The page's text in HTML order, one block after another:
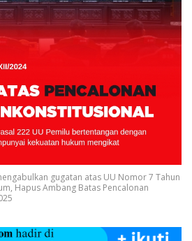
gugatan atas UU Nomor 7 Tahun
Hapus Ambang Batas Pencalonan